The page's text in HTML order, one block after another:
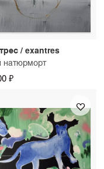
/ exantres
натюрморт
₽